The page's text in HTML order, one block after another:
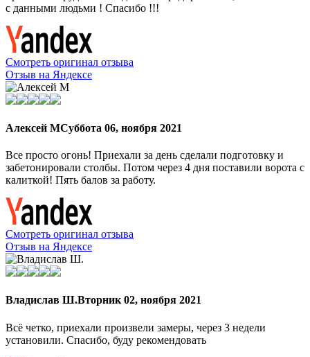
с данными людьми ! Спасибо !!!
Смотреть оригинал отзыва
Отзыв на Яндексе
Алексей МСуббота 06, ноября 2021
Все просто огонь! Приехали за день сделали подготовку и
забетонировали столбы. Потом через 4 дня поставили ворота с
калиткой! Пять балов за работу.
Смотреть оригинал отзыва
Отзыв на Яндексе
Владислав Ш.Вторник 02, ноября 2021
Всё четко, приехали произвели замеры, через 3 недели
установили. Спасибо, буду рекомендовать